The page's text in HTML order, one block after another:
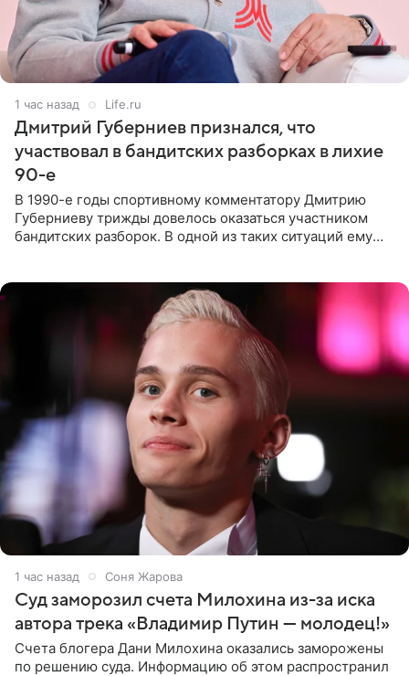
1 час назад Life.ru
Дмитрий Губерниев признался, что
участвовал в бандитских разборках в лихие
90-е
В 1990-е годы спортивному комментатору Дмитрию
Губерниеву трижды довелось оказаться участником
бандитских разборок. В одной из таких ситуаций ему
1 час назад Соня Жарова
Суд заморозил счета Милохина из-за иска
автора трека «Владимир Путин — молодец!»
Счета блогера Дани Милохина оказались заморожены
по решению суда. Информацию об этом распространил